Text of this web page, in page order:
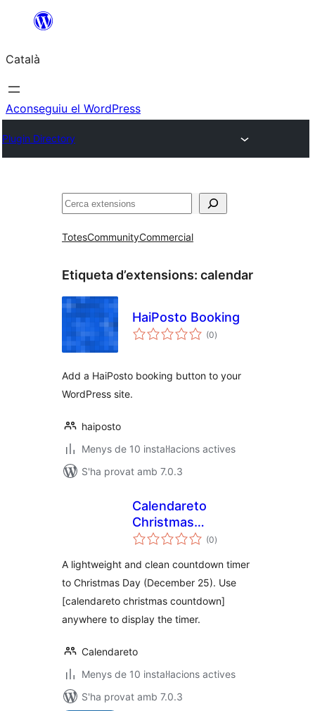
contingut
Català
Aconseguiu el WordPress
Plugin Directory
Cerca
TotesCommunityCommercial
Etiqueta d’extensions: calendar
HaiPosto Booking
(0puntuacions
totals
)
Add a HaiPosto booking button to your
WordPress site.
haiposto
Menys de 10 instal·lacions actives
S'ha provat amb 7.0.3
Calendareto
Christmas
Countdown (0puntuacions
totals
)
A lightweight and clean countdown timer
to Christmas Day (December 25). Use
[calendareto christmas countdown]
anywhere to display the timer.
Calendareto
Menys de 10 instal·lacions actives
S'ha provat amb 7.0.3